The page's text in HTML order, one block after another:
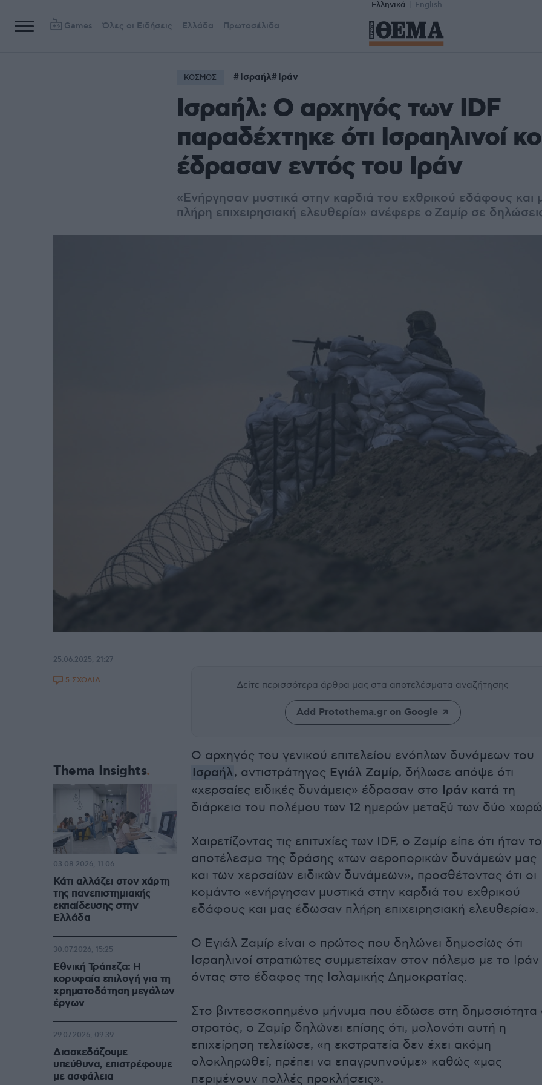
Ελληνικά English
Games Όλες οι Ειδήσεις Ελλάδα Πρωτοσέλιδα
ΚΟΣΜΟΣ Ισραήλ Ιράν
Ισραήλ: Ο αρχηγός των IDF
παραδέχτηκε ότι Ισραηλινοί
έδρασαν εντός του Ιράν
«Ενήργησαν μυστικά στην καρδιά του εχθρικού εδάφους
πλήρη επιχειρησιακή ελευθερία» ανέφερε ο Ζαμίρ σε
Δείτε περισσότερα άρθρα μας στα αποτελέσματα αναζήτησης
Add Protothema.gr on Google
Ο αρχηγός του γενικού επιτελείου ενόπλων δυνάμεων του
Ισραήλ, αντιστράτηγος Εγιάλ Ζαμίρ, δήλωσε απόψε ότι
«χερσαίες ειδικές δυνάμεις» έδρασαν στο Ιράν κατά τη
διάρκεια του πολέμου των 12 ημερών μεταξύ των δύο
Χαιρετίζοντας τις επιτυχίες των IDF, ο Ζαμίρ είπε ότι ήταν το
αποτέλεσμα της δράσης «των αεροπορικών δυνάμεών μας
και των χερσαίων ειδικών δυνάμεων», προσθέτοντας ότι οι
κομάντο «ενήργησαν μυστικά στην καρδιά του εχθρικού
εδάφους και μας έδωσαν πλήρη επιχειρησιακή ελευθερία».
Ο Εγιάλ Ζαμίρ είναι ο πρώτος που δηλώνει δημοσίως ότι
Ισραηλινοί στρατιώτες συμμετείχαν στον πόλεμο με το Ιράν
όντας στο έδαφος της Ισλαμικής Δημοκρατίας.
Στο βιντεοσκοπημένο μήνυμα που έδωσε στη δημοσιότητα
στρατός, ο Ζαμίρ δηλώνει επίσης ότι, μολονότι αυτή η
επιχείρηση τελείωσε, «η εκστρατεία δεν έχει ακόμη
ολοκληρωθεί, πρέπει να επαγρυπνούμε» καθώς «μας
περιμένουν πολλές προκλήσεις».
25.06.2025, 21:27
5 ΣΧΟΛΙΑ
Thema Insights
Κάτι αλλάζει στον χάρτη
της πανεπιστημιακής
εκπαίδευσης στην
Ελλάδα
03.08.2026, 11:06
Εθνική Τράπεζα: Η
κορυφαία επιλογή για τη
χρηματοδότηση μεγάλων
έργων
30.07.2026, 15:25
Διασκεδάζουμε
υπεύθυνα, επιστρέφουμε
με ασφάλεια
29.07.2026, 09:39